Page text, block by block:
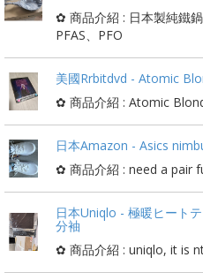
✿ 商品介紹 : 日本製純鐵
PFAS、PFO
美國Rrbitdvd - Atomic
✿ 商品介紹 : Atomic
日本Amazon - Asics
✿ 商品介紹 : need a pair
日本Uniqlo - 極暖ヒート
分袖
✿ 商品介紹 : uniqlo, it is